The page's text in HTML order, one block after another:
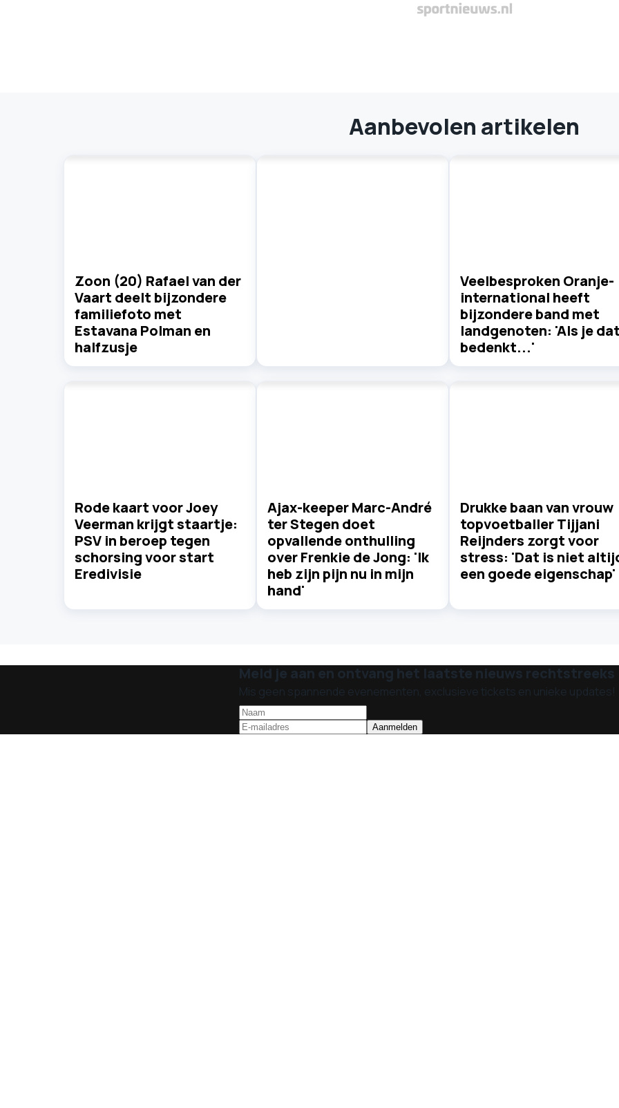
Aanbevolen artikelen
Zoon (20) Rafael van der
Vaart deelt bijzondere
familiefoto met
Estavana Polman en
halfzusje
Veelbesproken Oranje-
international heeft
bijzondere band met
landgenoten: 'Als je
bedenkt...'
Rode kaart voor Joey
Veerman krijgt staartje:
PSV in beroep tegen
schorsing voor start
Eredivisie
Ajax-keeper Marc-André
ter Stegen doet
opvallende onthulling
over Frenkie de Jong: 'Ik
heb zijn pijn nu in mijn
hand'
Drukke baan van vrouw
topvoetballer Tijjani
Reijnders zorgt voor
stress: 'Dat is niet
een goede eigenschap'
Meld je aan en ontvang het laatste nieuws rechtstreeks
Mis geen spannende evenementen, exclusieve tickets en unieke updates!